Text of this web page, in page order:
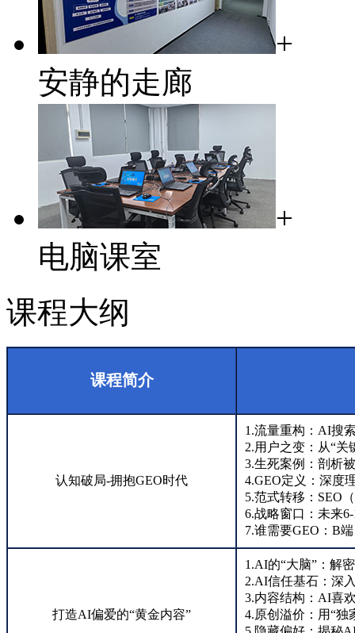
+
安静的走廊
+
电脑课室
课程大纲
课程简介
认知破局-拥抱GEO时代
1.流量重构：AI搜
2.用户之变：从“关
3.生死案例：剖析
4.GEO定义：深度
5.范式转移：SEO
6.战略窗口：未来
7.谁需要GEO：B
打造AI偏爱的“黄金内容”
1.AI的“大脑”：解
2.AI信任基石：深
3.内容结构：AI喜
4.原创溢价：用“独